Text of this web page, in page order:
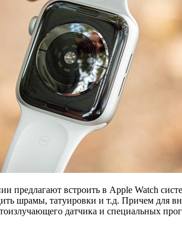
предлагают встроить в Apple Watch
шрамы, татуировки и т.д. Причем для
датчика и специальных